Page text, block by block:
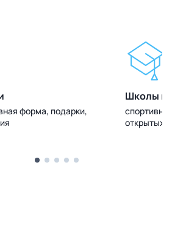
форма, подарки,
Школы и
открытых